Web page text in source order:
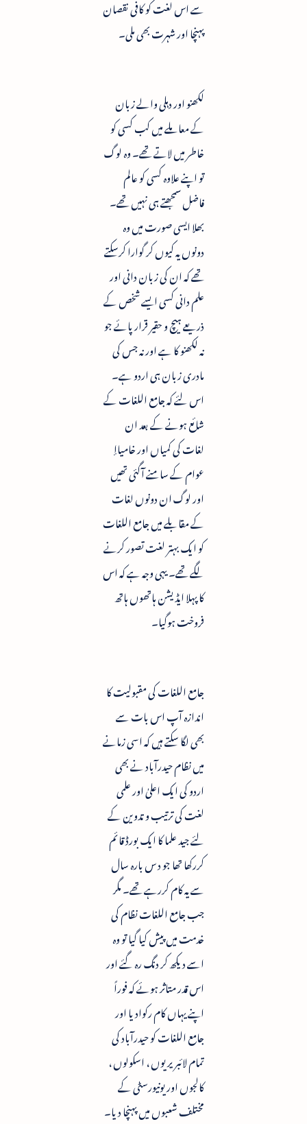
سے اس لغت کو کافی نقصان
پہنچا اور شہرت بھی ملی۔
لکھنو اور دہلی والے زبان
کے معاملے میں کب کسی کو
خاطر میں لاتے تھے۔ وہ لوگ
تو اپنے علاوہ کسی کو عالم
فاضل سمجھتے ہی نہیں تھے۔
بھلا ایسی صورت میں وہ
دونوں یہ کیوں کر گوارا کرسکتے
تھے کہ ان کی زبان دانی اور
علم دانی کسی ایسے شخص کے
ذریعے ہیچ و حقیر قرار پائے جو
نہ لکھنو کا ہے اور نہ جس کی
مادری زبان ہی اردو ہے۔
اس لئے کہ جامع اللغات کے
شائع ہونے کے بعد ان
لغات کی کمیاں اور خامیاإ
عوام کے سامنے آگئی تھیں
اور لوگ ان دونوں لغات
کے مقابلے میں جامع اللغات
کو ایک بہتر لغت تصور کرنے
لگے تھے۔ یہی وجہ ہے کہ اس
کا پہلا ایڈیشن ہاتھوں ہاتھ
فروخت ہوگیا۔
جامع اللغات کی مقبولیت کا
اندازہ آپ اس بات سے
بھی لگا سکتے ہیں کہ اسی زمانے
میں نظام حیدرآباد نے بھی
اردو کی ایک اعلیٰ اور علمی
لغت کی ترتیب و تدوین کے
لئے جید علما کا ایک بورڈ قائم
کررکھا تھا جو د س بارہ سال
سے یہ کام کررہے تھے۔ مگر
جب جامع اللغات نظام کی
خدمت میں پیش کیا گیا تو وہ
اسے دیکھ کر دنگ رہ گئے اور
اس قدر متاثر ہوئے کہ فوراً
اپنے یہاں کام رکوادیا اور
جامع اللغات کو حیدرآباد کی
تمام لائبریریوں ، اسکولوں ،
کالجوں اور یونیورسٹی کے
مختلف شعبوں میں پہنچا دیا۔